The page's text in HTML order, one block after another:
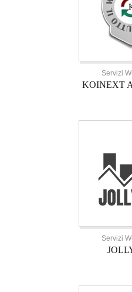
Servizi
KOINEXT
Servizi